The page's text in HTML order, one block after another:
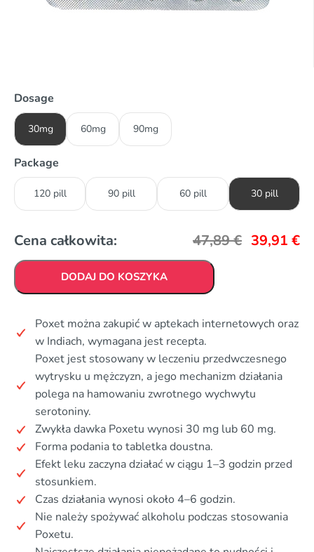
Dosage
30mg 60mg 90mg
Package
120 pill 90 pill 60 pill 30 pill
Cena całkowita: 47,89€ 39,91 €
DODAJ DO KOSZYKA
Poxet można zakupić w aptekach internetowych oraz
w Indiach, wymagana jest recepta.
Poxet jest stosowany w leczeniu przedwczesnego
wytrysku u mężczyzn, a jego mechanizm działania
polega na hamowaniu zwrotnego wychwytu
serotoniny.
Zwykła dawka Poxetu wynosi 30 mg lub 60 mg.
Forma podania to tabletka doustna.
Efekt leku zaczyna działać w ciągu 1–3 godzin przed
stosunkiem.
Czas działania wynosi około 4–6 godzin.
Nie należy spożywać alkoholu podczas stosowania
Poxetu.